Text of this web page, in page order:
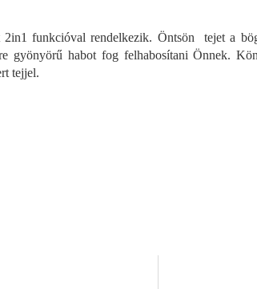
2in1 funkcióval rendelkezik. Öntsön tejet a
gyönyörű habot fog felhabosítani Önnek.
tejjel.